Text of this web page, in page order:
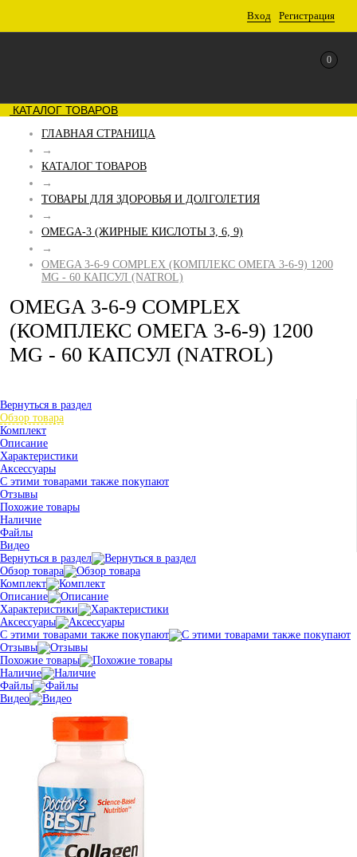
Вход Регистрация
0
КАТАЛОГ ТОВАРОВ
ГЛАВНАЯ СТРАНИЦА
→
КАТАЛОГ ТОВАРОВ
→
ТОВАРЫ ДЛЯ ЗДОРОВЬЯ И ДОЛГОЛЕТИЯ
→
OMEGA-3 (ЖИРНЫЕ КИСЛОТЫ 3, 6, 9)
→
OMEGA 3-6-9 COMPLEX (КОМПЛЕКС ОМЕГА 3-6-9) 1200
MG - 60 КАПСУЛ (NATROL)
OMEGA 3-6-9 COMPLEX
(КОМПЛЕКС ОМЕГА 3-6-9) 1200
MG - 60 КАПСУЛ (NATROL)
Вернуться в раздел
Обзор товара
Комплект
Описание
Характеристики
Аксессуары
С этими товарами также покупают
Отзывы
Похожие товары
Наличие
Файлы
Видео
Вернуться в раздел
Обзор товара
Комплект
Описание
Характеристики
Аксессуары
С этими товарами также покупают
Отзывы
Похожие товары
Наличие
Файлы
Видео